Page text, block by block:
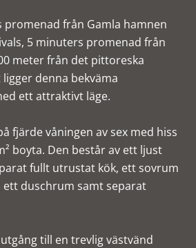
promenad från Gamla hamnen
5 minuters promenad från
meter från det pittoreska
denna bekväma
ett attraktivt läge.
fjärde våningen av sex med hiss
boyta. Den består av ett ljust
fullt utrustat kök, ett sovrum
ett duschrum samt separat
till en trevlig västvänd